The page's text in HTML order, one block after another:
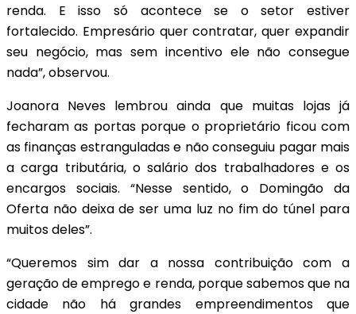
renda. E isso só acontece se o setor estiver
fortalecido. Empresário quer contratar, quer expandir
seu negócio, mas sem incentivo ele não consegue
nada”, observou.
Joanora Neves lembrou ainda que muitas lojas já
fecharam as portas porque o proprietário ficou com
as finanças estranguladas e não conseguiu pagar mais
a carga tributária, o salário dos trabalhadores e os
encargos sociais. “Nesse sentido, o Domingão da
Oferta não deixa de ser uma luz no fim do túnel para
muitos deles”.
“Queremos sim dar a nossa contribuição com a
geração de emprego e renda, porque sabemos que na
cidade não há grandes empreendimentos que